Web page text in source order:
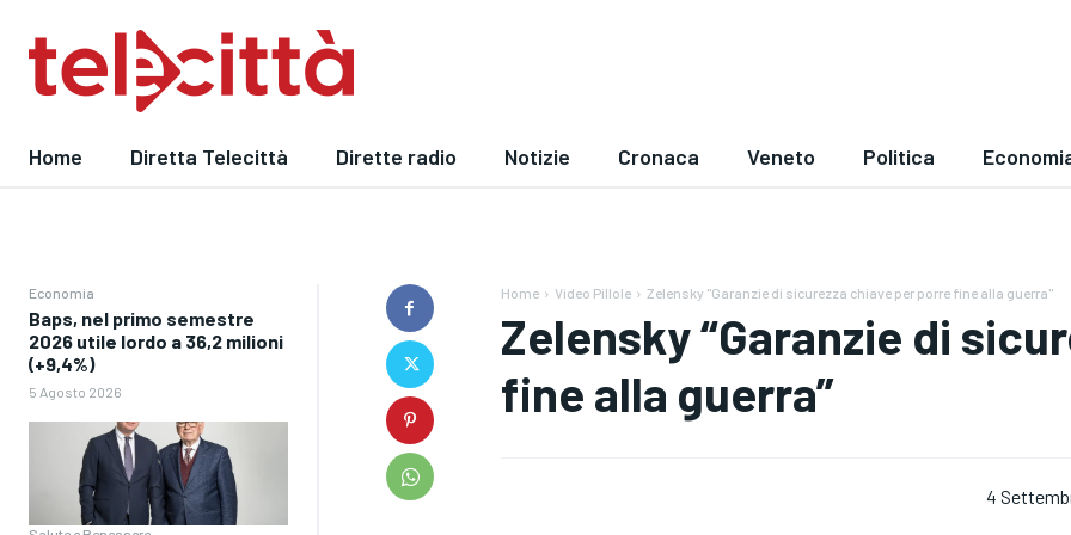
Home Diretta Telecittà Dirette radio Notizie Cronaca Veneto Politica
Economia
Baps, nel primo semestre
2026 utile lordo a 36,2 milioni
(+9,4%)
5 Agosto 2026
Home Video Pillole Zelensky "Garanzie di sicurezza chiave per porre fine alla guerra"
Zelensky “Garanzie di
fine alla guerra”
4